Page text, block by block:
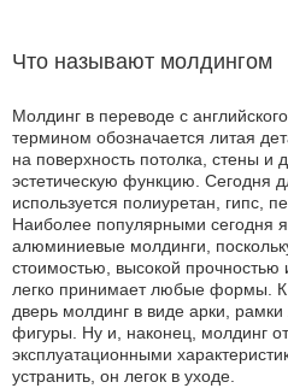
Что называют молдингом
Молдинг в переводе с
термином обозначается литая
на поверхность потолка, стены
эстетическую функцию. Сегодня
используется полиуретан, гипс,
Наиболее популярными сегодня
алюминиевые молдинги,
стоимостью, высокой прочностью
легко принимает любые формы.
дверь молдинг в виде арки,
фигуры. Ну и, наконец, молдинг
эксплуатационными
устранить, он легок в уходе.